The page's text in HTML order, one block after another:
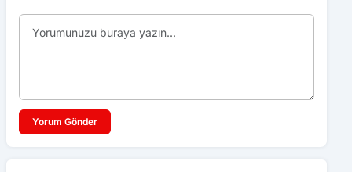
Yorum Gönder